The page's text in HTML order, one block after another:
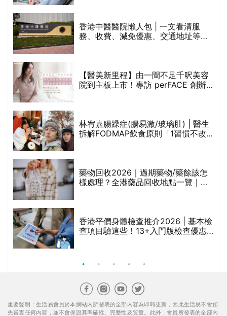
香港中醫醫院懶人包 | 一文看清服
務、收費、減免優惠、交通地址等
【醫美新里程】由一間不足千呎美容
院到主板上市！專訪 perFACE 創辦
林宥嘉腸躁症(腸易激/玻璃肚) | 醫生
拆解FODMAP飲食原則「1習慣不改
藥物回收2026｜過期藥物/藥餘該怎
樣處理？全港藥品回收地點一覽｜屈
香港平價身體檢查推介2026 | 基本檢
查項目驗這些！13+入門版檢查優惠
重要聲明：生活易會員於本網站內所發表的全部內容為即時更新，因此生活易不會預
先審查任何內容，並不會保證其準確性、完整性及質量。此外，會員所發表的全部內